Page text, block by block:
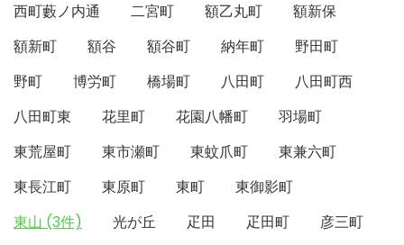
西町藪ノ内通
二宮町 額乙丸町
額新保
額新町
額谷 額谷町 納年町
野田町
野町
博労町 橋場町 八田町
八田町西
八田町東
花里町 花園八幡町
羽場町
東荒屋町
東市瀬町 東蚊爪町
東兼六町
東長江町
東原町 東町
東御影町
東山 (3件)
光が丘 疋田 疋田町
彦三町